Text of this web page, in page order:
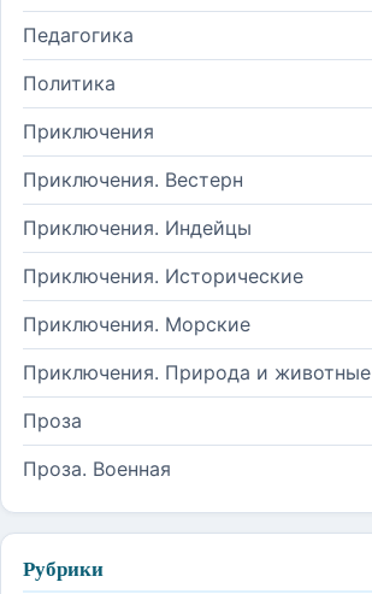
Педагогика
Политика
Приключения
Приключения. Вестерн
Приключения. Индейцы
Приключения. Исторические
Приключения. Морские
Приключения. Природа и животные
Проза
Проза. Военная
Рубрики